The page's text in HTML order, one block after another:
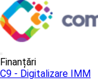
Finanțări
C9 - Digitalizare IMM